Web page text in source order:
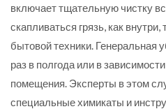
включает тщательную чистку
скапливаться грязь, как
бытовой техники. Генеральная
раз в полгода или в
помещения. Эксперты в этом
специальные химикаты и